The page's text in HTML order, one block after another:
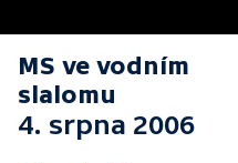
MS ve vodním
slalomu
4. srpna 2006